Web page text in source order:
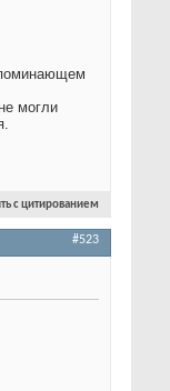
могли
с цитированием
#523